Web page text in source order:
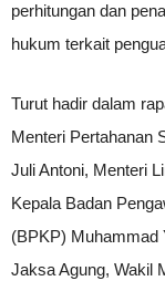
perhitungan dan
hukum terkait
Turut hadir dalam
Menteri Pertahanan
Juli Antoni, Menteri
Kepala Badan
(BPKP) Muhammad
Jaksa Agung, Wakil